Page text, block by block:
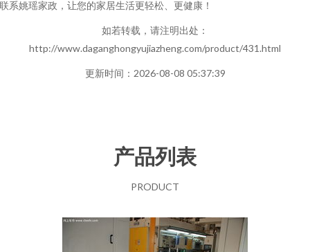
系姚瑶家政，让您的家居生活更轻松、更健康！
如若转载，请注明出处：
http://www.daganghongyujiazheng.com/product/431.html
更新时间：2026-08-08 05:37:39
产品列表
PRODUCT